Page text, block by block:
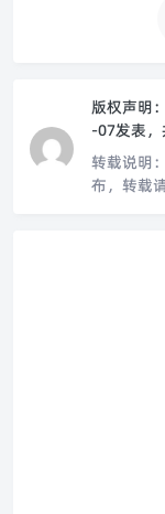
版权声明：
-07发表，
转载说明：
布，转载